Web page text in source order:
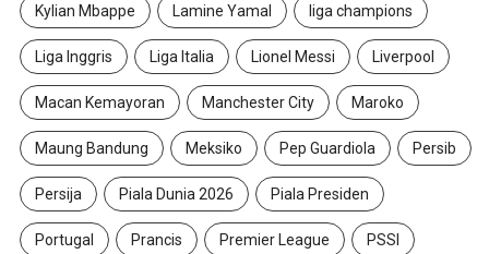
Kylian Mbappe Lamine Yamal liga champions
Liga Inggris Liga Italia Lionel Messi Liverpool
Macan Kemayoran Manchester City Maroko
Maung Bandung Meksiko Pep Guardiola Persib
Persija Piala Dunia 2026 Piala Presiden
Portugal Prancis Premier League PSSI